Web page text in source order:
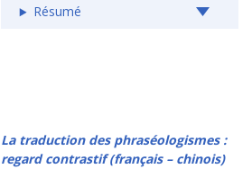
Résumé
La traduction des phraséologismes :
regard contrastif (français – chinois)